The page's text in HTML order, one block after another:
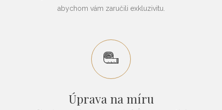
abychom vám zaručili exkluzivitu.
Úprava na míru